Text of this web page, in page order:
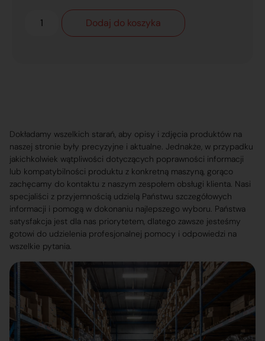
Dodaj do koszyka
Dokładamy wszelkich starań, aby opisy i zdjęcia produktów na
naszej stronie były precyzyjne i aktualne. Jednakże, w przypadku
jakichkolwiek wątpliwości dotyczących poprawności informacji
lub kompatybilności produktu z konkretną maszyną, gorąco
zachęcamy do kontaktu z naszym zespołem obsługi klienta. Nasi
specjaliści z przyjemnością udzielą Państwu szczegółowych
informacji i pomogą w dokonaniu najlepszego wyboru. Państwa
satysfakcja jest dla nas priorytetem, dlatego zawsze jesteśmy
gotowi do udzielenia profesjonalnej pomocy i odpowiedzi na
wszelkie pytania.